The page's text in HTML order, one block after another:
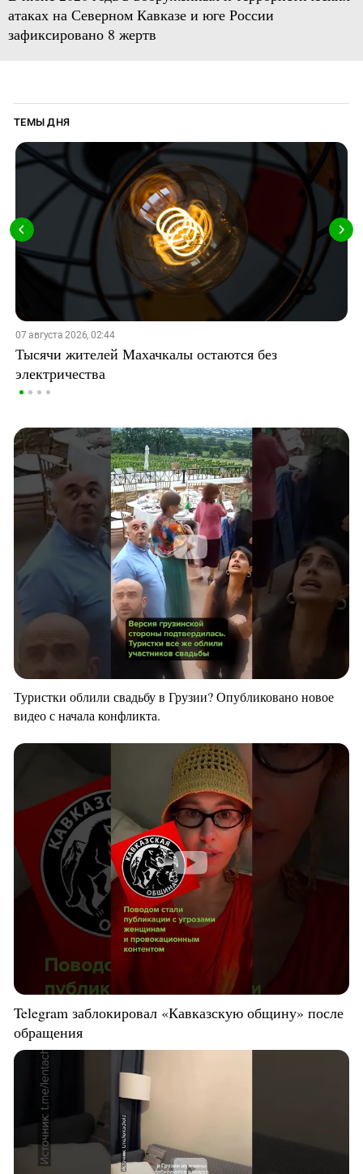
атаках на Северном Кавказе и юге России
зафиксировано 8 жертв
ТЕМЫ ДНЯ
07 августа 2026, 02:44
Тысячи жителей Махачкалы остаются без
электричества
Туристки облили свадьбу в Грузии? Опубликовано новое
видео с начала конфликта.
Telegram заблокировал «Кавказскую общину» после
обращения